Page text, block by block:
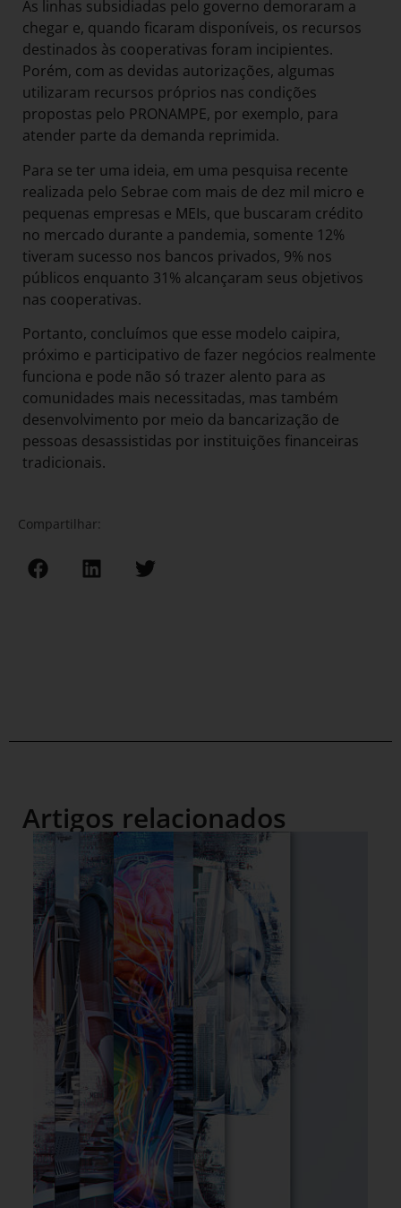
As linhas subsidiadas pelo governo demoraram a
chegar e, quando ficaram disponíveis, os recursos
destinados às cooperativas foram incipientes.
Porém, com as devidas autorizações, algumas
utilizaram recursos próprios nas condições
propostas pelo PRONAMPE, por exemplo, para
atender parte da demanda reprimida.
Para se ter uma ideia, em uma pesquisa recente
realizada pelo Sebrae com mais de dez mil micro e
pequenas empresas e MEIs, que buscaram crédito
no mercado durante a pandemia, somente 12%
tiveram sucesso nos bancos privados, 9% nos
públicos enquanto 31% alcançaram seus objetivos
nas cooperativas.
Portanto, concluímos que esse modelo caipira,
próximo e participativo de fazer negócios realmente
funciona e pode não só trazer alento para as
comunidades mais necessitadas, mas também
desenvolvimento por meio da bancarização de
pessoas desassistidas por instituições financeiras
tradicionais.
Compartilhar:
Artigos relacionados